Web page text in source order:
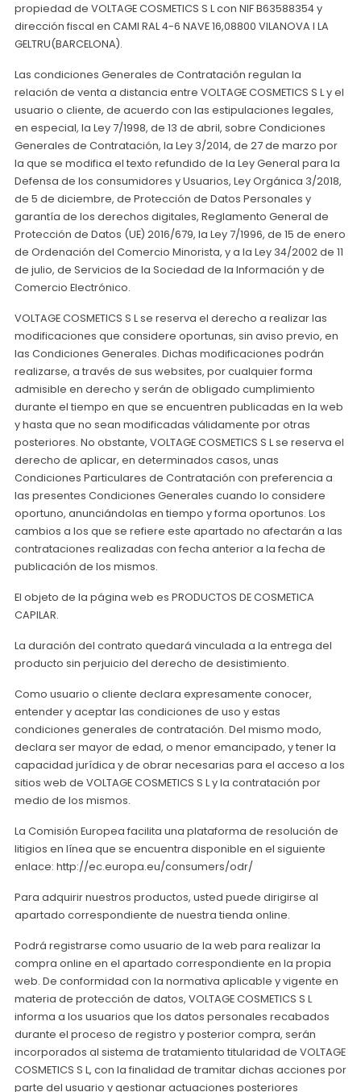
propiedad de VOLTAGE COSMETICS S L con NIF B63588354 y
dirección fiscal en CAMI RAL 4-6 NAVE 16,08800 VILANOVA I LA
GELTRU(BARCELONA).
Las condiciones Generales de Contratación regulan la
relación de venta a distancia entre VOLTAGE COSMETICS S L y el
usuario o cliente, de acuerdo con las estipulaciones legales,
en especial, la Ley 7/1998, de 13 de abril, sobre Condiciones
Generales de Contratación, la Ley 3/2014, de 27 de marzo por
la que se modifica el texto refundido de la Ley General para la
Defensa de los consumidores y Usuarios, Ley Orgánica 3/2018,
de 5 de diciembre, de Protección de Datos Personales y
garantía de los derechos digitales, Reglamento General de
Protección de Datos (UE) 2016/679, la Ley 7/1996, de 15 de enero
de Ordenación del Comercio Minorista, y a la Ley 34/2002 de 11
de julio, de Servicios de la Sociedad de la Información y de
Comercio Electrónico.
VOLTAGE COSMETICS S L se reserva el derecho a realizar las
modificaciones que considere oportunas, sin aviso previo, en
las Condiciones Generales. Dichas modificaciones podrán
realizarse, a través de sus websites, por cualquier forma
admisible en derecho y serán de obligado cumplimiento
durante el tiempo en que se encuentren publicadas en la web
y hasta que no sean modificadas válidamente por otras
posteriores. No obstante, VOLTAGE COSMETICS S L se reserva el
derecho de aplicar, en determinados casos, unas
Condiciones Particulares de Contratación con preferencia a
las presentes Condiciones Generales cuando lo considere
oportuno, anunciándolas en tiempo y forma oportunos. Los
cambios a los que se refiere este apartado no afectarán a las
contrataciones realizadas con fecha anterior a la fecha de
publicación de los mismos.
El objeto de la página web es PRODUCTOS DE COSMETICA
CAPILAR.
La duración del contrato quedará vinculada a la entrega del
producto sin perjuicio del derecho de desistimiento.
Como usuario o cliente declara expresamente conocer,
entender y aceptar las condiciones de uso y estas
condiciones generales de contratación. Del mismo modo,
declara ser mayor de edad, o menor emancipado, y tener la
capacidad jurídica y de obrar necesarias para el acceso a los
sitios web de VOLTAGE COSMETICS S L y la contratación por
medio de los mismos.
La Comisión Europea facilita una plataforma de resolución de
litigios en línea que se encuentra disponible en el siguiente
enlace: http://ec.europa.eu/consumers/odr/
Para adquirir nuestros productos, usted puede dirigirse al
apartado correspondiente de nuestra tienda online.
Podrá registrarse como usuario de la web para realizar la
compra online en el apartado correspondiente en la propia
web. De conformidad con la normativa aplicable y vigente en
materia de protección de datos, VOLTAGE COSMETICS S L
informa a los usuarios que los datos personales recabados
durante el proceso de registro y posterior compra, serán
incorporados al sistema de tratamiento titularidad de VOLTAGE
COSMETICS S L, con la finalidad de tramitar dichas acciones por
parte del usuario y gestionar actuaciones posteriores